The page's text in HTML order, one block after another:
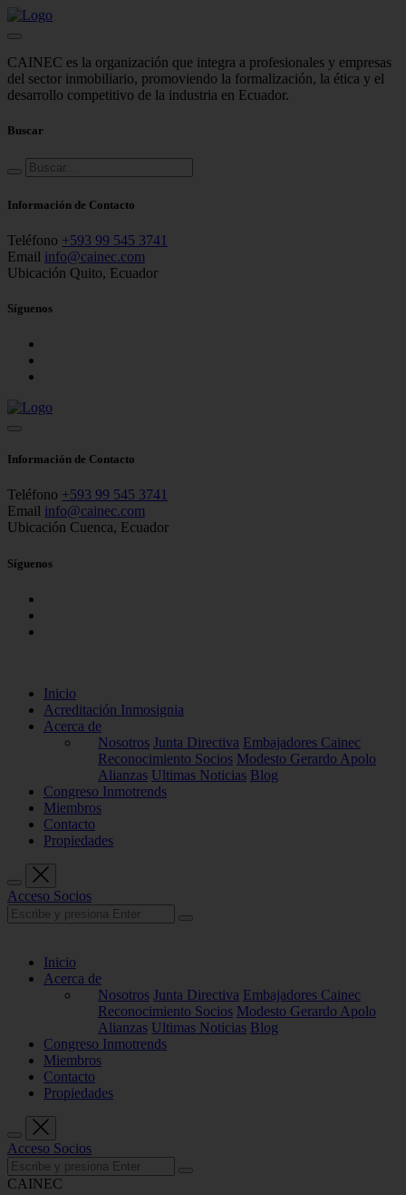
CAINEC es la organización que integra a profesionales y empresas
del sector inmobiliario, promoviendo la formalización, la ética y el
desarrollo competitivo de la industria en Ecuador.
Buscar
Información de Contacto
Teléfono +593 99 545 3741
Email info@cainec.com
Ubicación Quito, Ecuador
Síguenos
Información de Contacto
Teléfono +593 99 545 3741
Email info@cainec.com
Ubicación Cuenca, Ecuador
Síguenos
Inicio
Acreditación Inmosignia
Acerca de
Nosotros Junta Directiva Embajadores Cainec
Reconocimiento Socios Modesto Gerardo Apolo
Alianzas Ultimas Noticias Blog
Congreso Inmotrends
Miembros
Contacto
Propiedades
Acceso Socios
Inicio
Acerca de
Nosotros Junta Directiva Embajadores Cainec
Reconocimiento Socios Modesto Gerardo Apolo
Alianzas Ultimas Noticias Blog
Congreso Inmotrends
Miembros
Contacto
Propiedades
Acceso Socios
CAINEC